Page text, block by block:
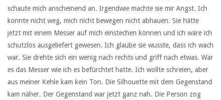
schaute mich anscheinend an. Irgendwie machte sie mir Angst. Ich
konnte nicht weg, mich nicht bewegen nicht abhauen. Sie hätte
jetzt mit einem Messer auf mich einstechen können und ich wäre ich
schutzlos ausgeliefert gewesen. Ich glaube sie wusste, dass ich wach
war. Sie drehte sich ein wenig nach rechts und griff nach etwas. War
es das Messer wie ich es befürchtet hatte. Ich wollte schreien, aber
aus meiner Kehle kam kein Ton. Die Silhouette mit dem Gegenstand
kam näher. Der Gegenstand war jetzt ganz nah. Die Person zog